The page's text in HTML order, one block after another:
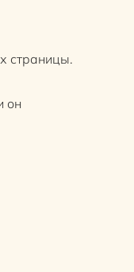
страницы.
он